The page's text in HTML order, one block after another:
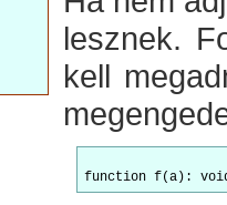
lesznek.
kell